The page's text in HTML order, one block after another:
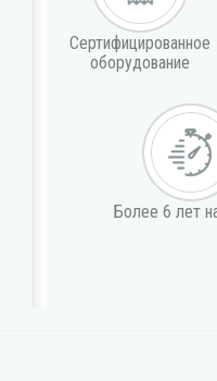
Сертифицированное
оборудование
Более 6 лет